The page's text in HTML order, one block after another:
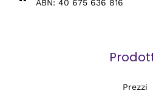
ABN: 40 675 636 816
Prezzi